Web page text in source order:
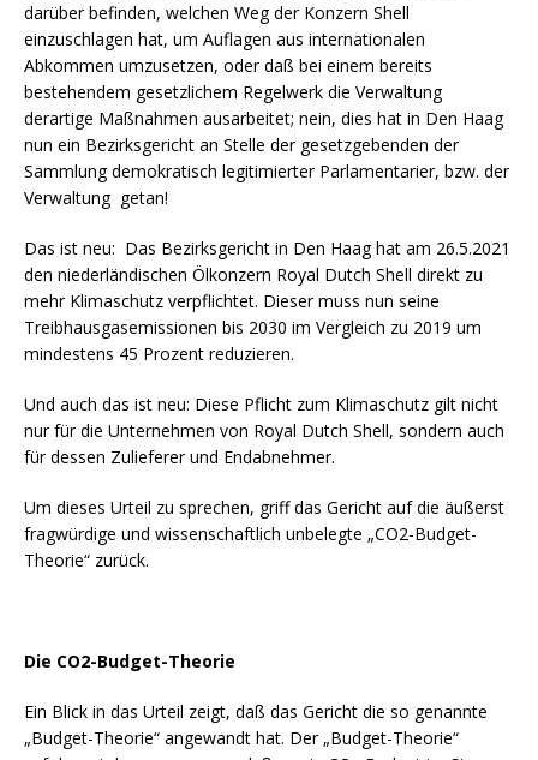
darüber befinden, welchen Weg der Konzern Shell
einzuschlagen hat, um Auflagen aus internationalen
Abkommen umzusetzen, oder daß bei einem bereits
bestehendem gesetzlichem Regelwerk die Verwaltung
derartige Maßnahmen ausarbeitet; nein, dies hat in Den Haag
nun ein Bezirksgericht an Stelle der gesetzgebenden der
Sammlung demokratisch legitimierter Parlamentarier, bzw. der
Verwaltung getan!
Das ist neu: Das Bezirksgericht in Den Haag hat am 26.5.2021
den niederländischen Ölkonzern Royal Dutch Shell direkt zu
mehr Klimaschutz verpflichtet. Dieser muss nun seine
Treibhausgasemissionen bis 2030 im Vergleich zu 2019 um
mindestens 45 Prozent reduzieren.
Und auch das ist neu: Diese Pflicht zum Klimaschutz gilt nicht
nur für die Unternehmen von Royal Dutch Shell, sondern auch
für dessen Zulieferer und Endabnehmer.
Um dieses Urteil zu sprechen, griff das Gericht auf die äußerst
fragwürdige und wissenschaftlich unbelegte „CO2-Budget-
Theorie“ zurück.
Die CO2-Budget-Theorie
Ein Blick in das Urteil zeigt, daß das Gericht die so genannte
„Budget-Theorie“ angewandt hat. Der „Budget-Theorie“